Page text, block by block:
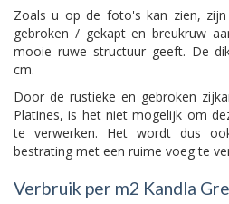
Zoals u op de foto's kan zien, zijn
gebroken / gekapt en breukruw
mooie ruwe structuur geeft. De
cm.
Door de rustieke en gebroken
Platines, is het niet mogelijk om
te verwerken. Het wordt dus
bestrating met een ruime voeg te
Verbruik per m2 Kandla